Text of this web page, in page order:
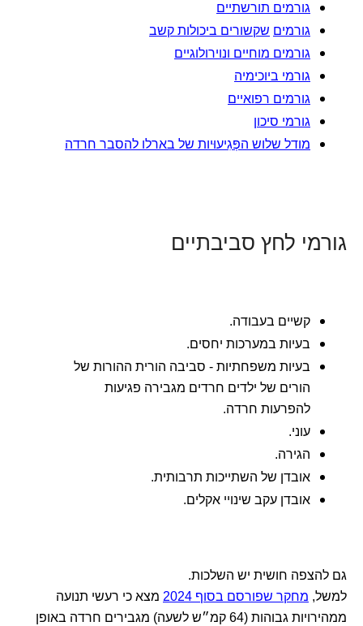
גורמים תורשתיים
גורמים שקשורים ביכולות קשב
גורמים מוחיים ונוירולוגיים
גורמי ביוכימיה
גורמים רפואיים
גורמי סיכון
מודל שלוש הפְּגִיעוּיות של בארלו להסבר חרדה
גורמי לחץ סביבתיים
קשיים בעבודה.
בעיות במערכות יחסים.
בעיות משפחתיות - סביבה הורית ההורות של
הורים של ילדים חרדים מגבירה פגיעות
להפרעות חרדה.
עוני.
הגירה.
אובדן של השתייכות תרבותית.
אובדן עקב שינויי אקלים.
גם להצפה חושית יש השלכות.
למשל, מחקר שפורסם בסוף 2024
מצא כי רעשי תנועה
ממהירויות גבוהות (64 קמ״ש לשעה) מגבירים חרדה באופן